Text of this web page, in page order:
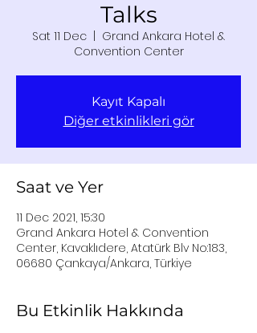
Talks
Sat 11 Dec
Grand Ankara Hotel &
Convention Center
Kayıt Kapalı
Diğer etkinlikleri gör
Saat ve Yer
11 Dec 2021, 15:30
Grand Ankara Hotel & Convention
Center, Kavaklıdere, Atatürk Blv No:183,
06680 Çankaya/Ankara, Türkiye
Bu Etkinlik Hakkında